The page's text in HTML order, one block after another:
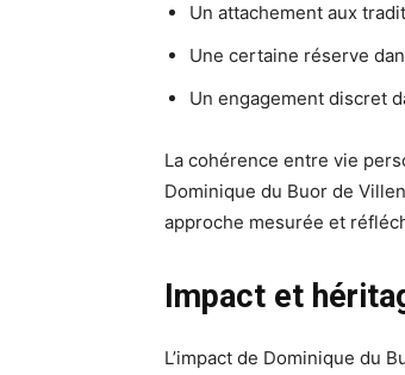
Un attachement aux
Une certaine réserve
Un engagement discret
La cohérence entre vie
Dominique du Buor de
approche mesurée et
Impact et
L’impact de Dominique du